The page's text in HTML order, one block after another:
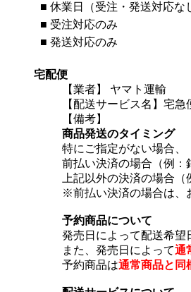
■ 休業日（受注・発送対応な
■ 受注対応のみ
■ 発送対応のみ
宅配便
【業者】 ヤマト運輸
【配送サービス名】宅急
【備考】
商品発送のタイミング
特にご指定がない場合、
前払い決済の場合（例
上記以外の決済の場合
※前払い決済の場合は、
予約商品について
発売日によって配送希望
また、発売日によって通
予約商品は通常商品と同